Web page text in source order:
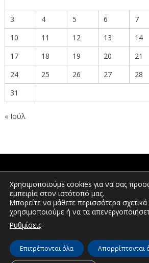
3
4 5 6 7
10
11 12 13 14
17
18 19 20 21
24
25 26 27 28
31
« Ιούλ
ΠΟΛΙΤΕΣ
© Διεύθυνση Διαφάνειας & Ηλεκτρονικής
Χρησιμοποιούμε cookies για να σας
εμπειρία στον ιστότοπό μας.
Μπορείτε να μάθετε περισσότερα
χρησιμοποιούμε ή να τα
Ρυθμίσεις.
Επιτρέπονται όλα Απορρίπτονται